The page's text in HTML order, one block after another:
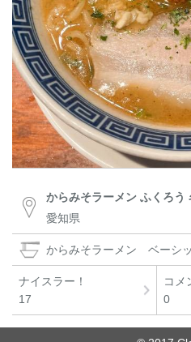
からみそラーメン ふくろう
愛知県
からみそラーメン ベーシ
ナイスラー！
17
コメ
0